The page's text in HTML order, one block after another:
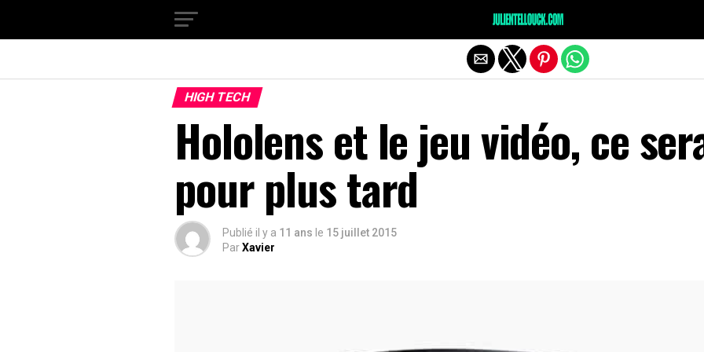
HIGH TECH
Hololens et le jeu vidéo, ce
pour plus tard
Publié il y a 11 ans le 15 juillet 2015
ParXavier